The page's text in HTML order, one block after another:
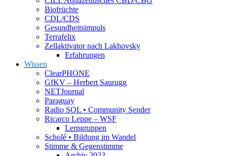
Biofrüchte
CDL/CDS
Gesundheitsimpuls
Terrafelix
Zellaktivator nach Lakhovsky
Erfahrungen
Wissen
ClearPHONE
GfKV – Herbert Saurugg
NETJournal
Paraguay
Radio SOL • Community Sender
Ricarco Leppe – WSF
Lerngruppen
Scholé • Bildung im Wandel
Stimme & Gegenstimme